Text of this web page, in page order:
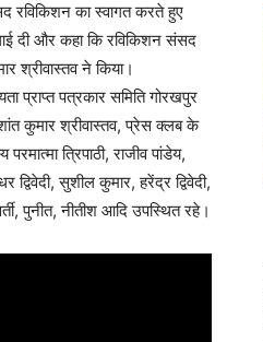
रविकिशन का स्वागत करते हुए
दी और कहा कि रविकिशन संसद
श्रीवास्तव ने किया।
प्राप्त पत्रकार समिति गोरखपुर
कुमार श्रीवास्तव, प्रेस क्लब के
त्रिपाठी, राजीव पांडेय,
सुशील कुमार, हरेंद्र द्विवेदी,
पुनीत, नीतीश आदि उपस्थित रहे।